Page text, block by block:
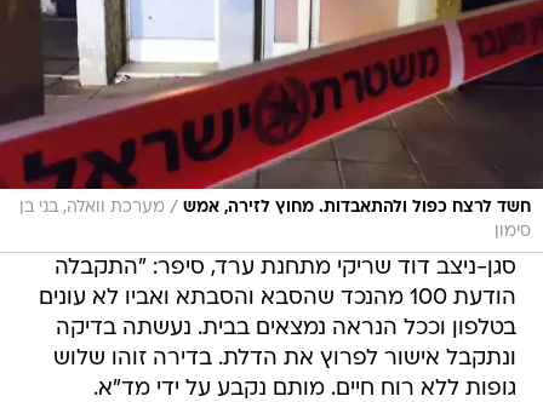
חשד לרצח כפול ולהתאבדות. מחוץ לזירה, אמש / מערכת וואלה, בני בן
סימון
סגן-ניצב דוד שריקי מתחנת ערד, סיפר: "התקבלה
הודעת 100 מהנכד שהסבא והסבתא ואביו לא עונים
בטלפון וככל הנראה נמצאים בבית. נעשתה בדיקה
ונתקבל אישור לפרוץ את הדלת. בדירה זוהו שלוש
גופות ללא רוח חיים. מותם נקבע על ידי מד"א.